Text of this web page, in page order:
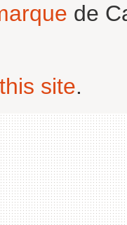
de
site.